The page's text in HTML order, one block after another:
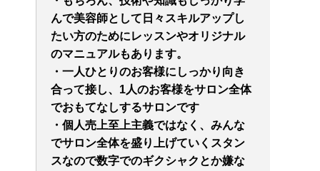
んで美容師として日々スキルアップし
たい方のためにレッスンやオリジナル
のマニュアルもあります。
・一人ひとりのお客様にしっかり向き
合って接し、 1人のお客様をサロン全体
でおもてなしするサロンです
・個人売上至上主義ではなく、みんな
でサロン全体を盛り上げていくスタン
スなので数字でのギクシャクとか嫌な